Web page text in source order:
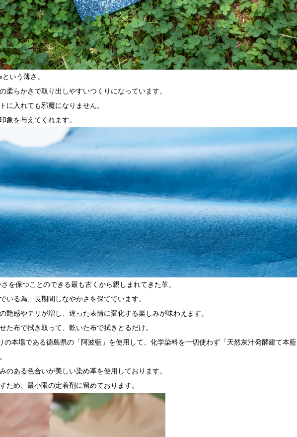
いう薄さ。
柔らかさで取り出しやすいつくりになっています。
に入れても邪魔になりません。
象を与えてくれます。
を保つことのできる最も古くから親しまれてきた革。
いる為、長期間しなやかさを保てています。
艶感やテリが増し、違った表情に変化する楽しみが味わえます。
た布で拭き取って、乾いた布で拭きとるだけ。
の本場である徳島県の「阿波藍」を使用して、化学染料を一切使わず「天然灰汁発酵建て本藍
のある色合いが美しい染め革を使用しております。
ため、最小限の定着剤に留めております。